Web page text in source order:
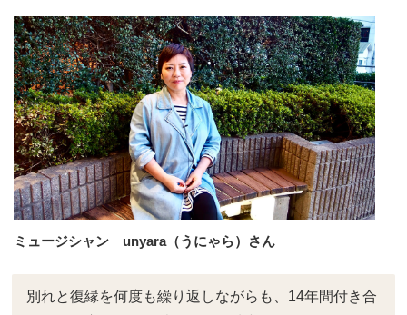
ミュージシャン unyara（うにゃら）さん
別れと復縁を何度も繰り返しながらも、14年間付き合